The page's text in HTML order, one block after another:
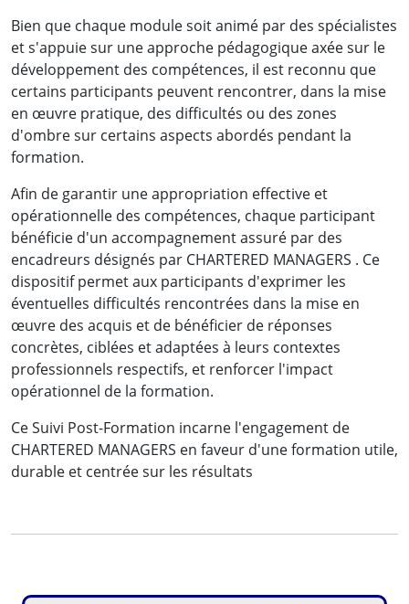
Bien que chaque module soit animé par des spécialistes
et s'appuie sur une approche pédagogique axée sur le
développement des compétences, il est reconnu que
certains participants peuvent rencontrer, dans la mise
en œuvre pratique, des difficultés ou des zones
d'ombre sur certains aspects abordés pendant la
formation.
Afin de garantir une appropriation effective et
opérationnelle des compétences, chaque participant
bénéficie d'un accompagnement assuré par des
encadreurs désignés par CHARTERED MANAGERS . Ce
dispositif permet aux participants d'exprimer les
éventuelles difficultés rencontrées dans la mise en
œuvre des acquis et de bénéficier de réponses
concrètes, ciblées et adaptées à leurs contextes
professionnels respectifs, et renforcer l'impact
opérationnel de la formation.
Ce Suivi Post-Formation incarne l'engagement de
CHARTERED MANAGERS en faveur d'une formation utile,
durable et centrée sur les résultats